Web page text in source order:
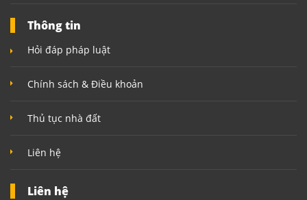
Thông tin
Hỏi đáp pháp luật
Chính sách & Điều khoản
Thủ tục nhà đất
Liên hệ
Liên hệ